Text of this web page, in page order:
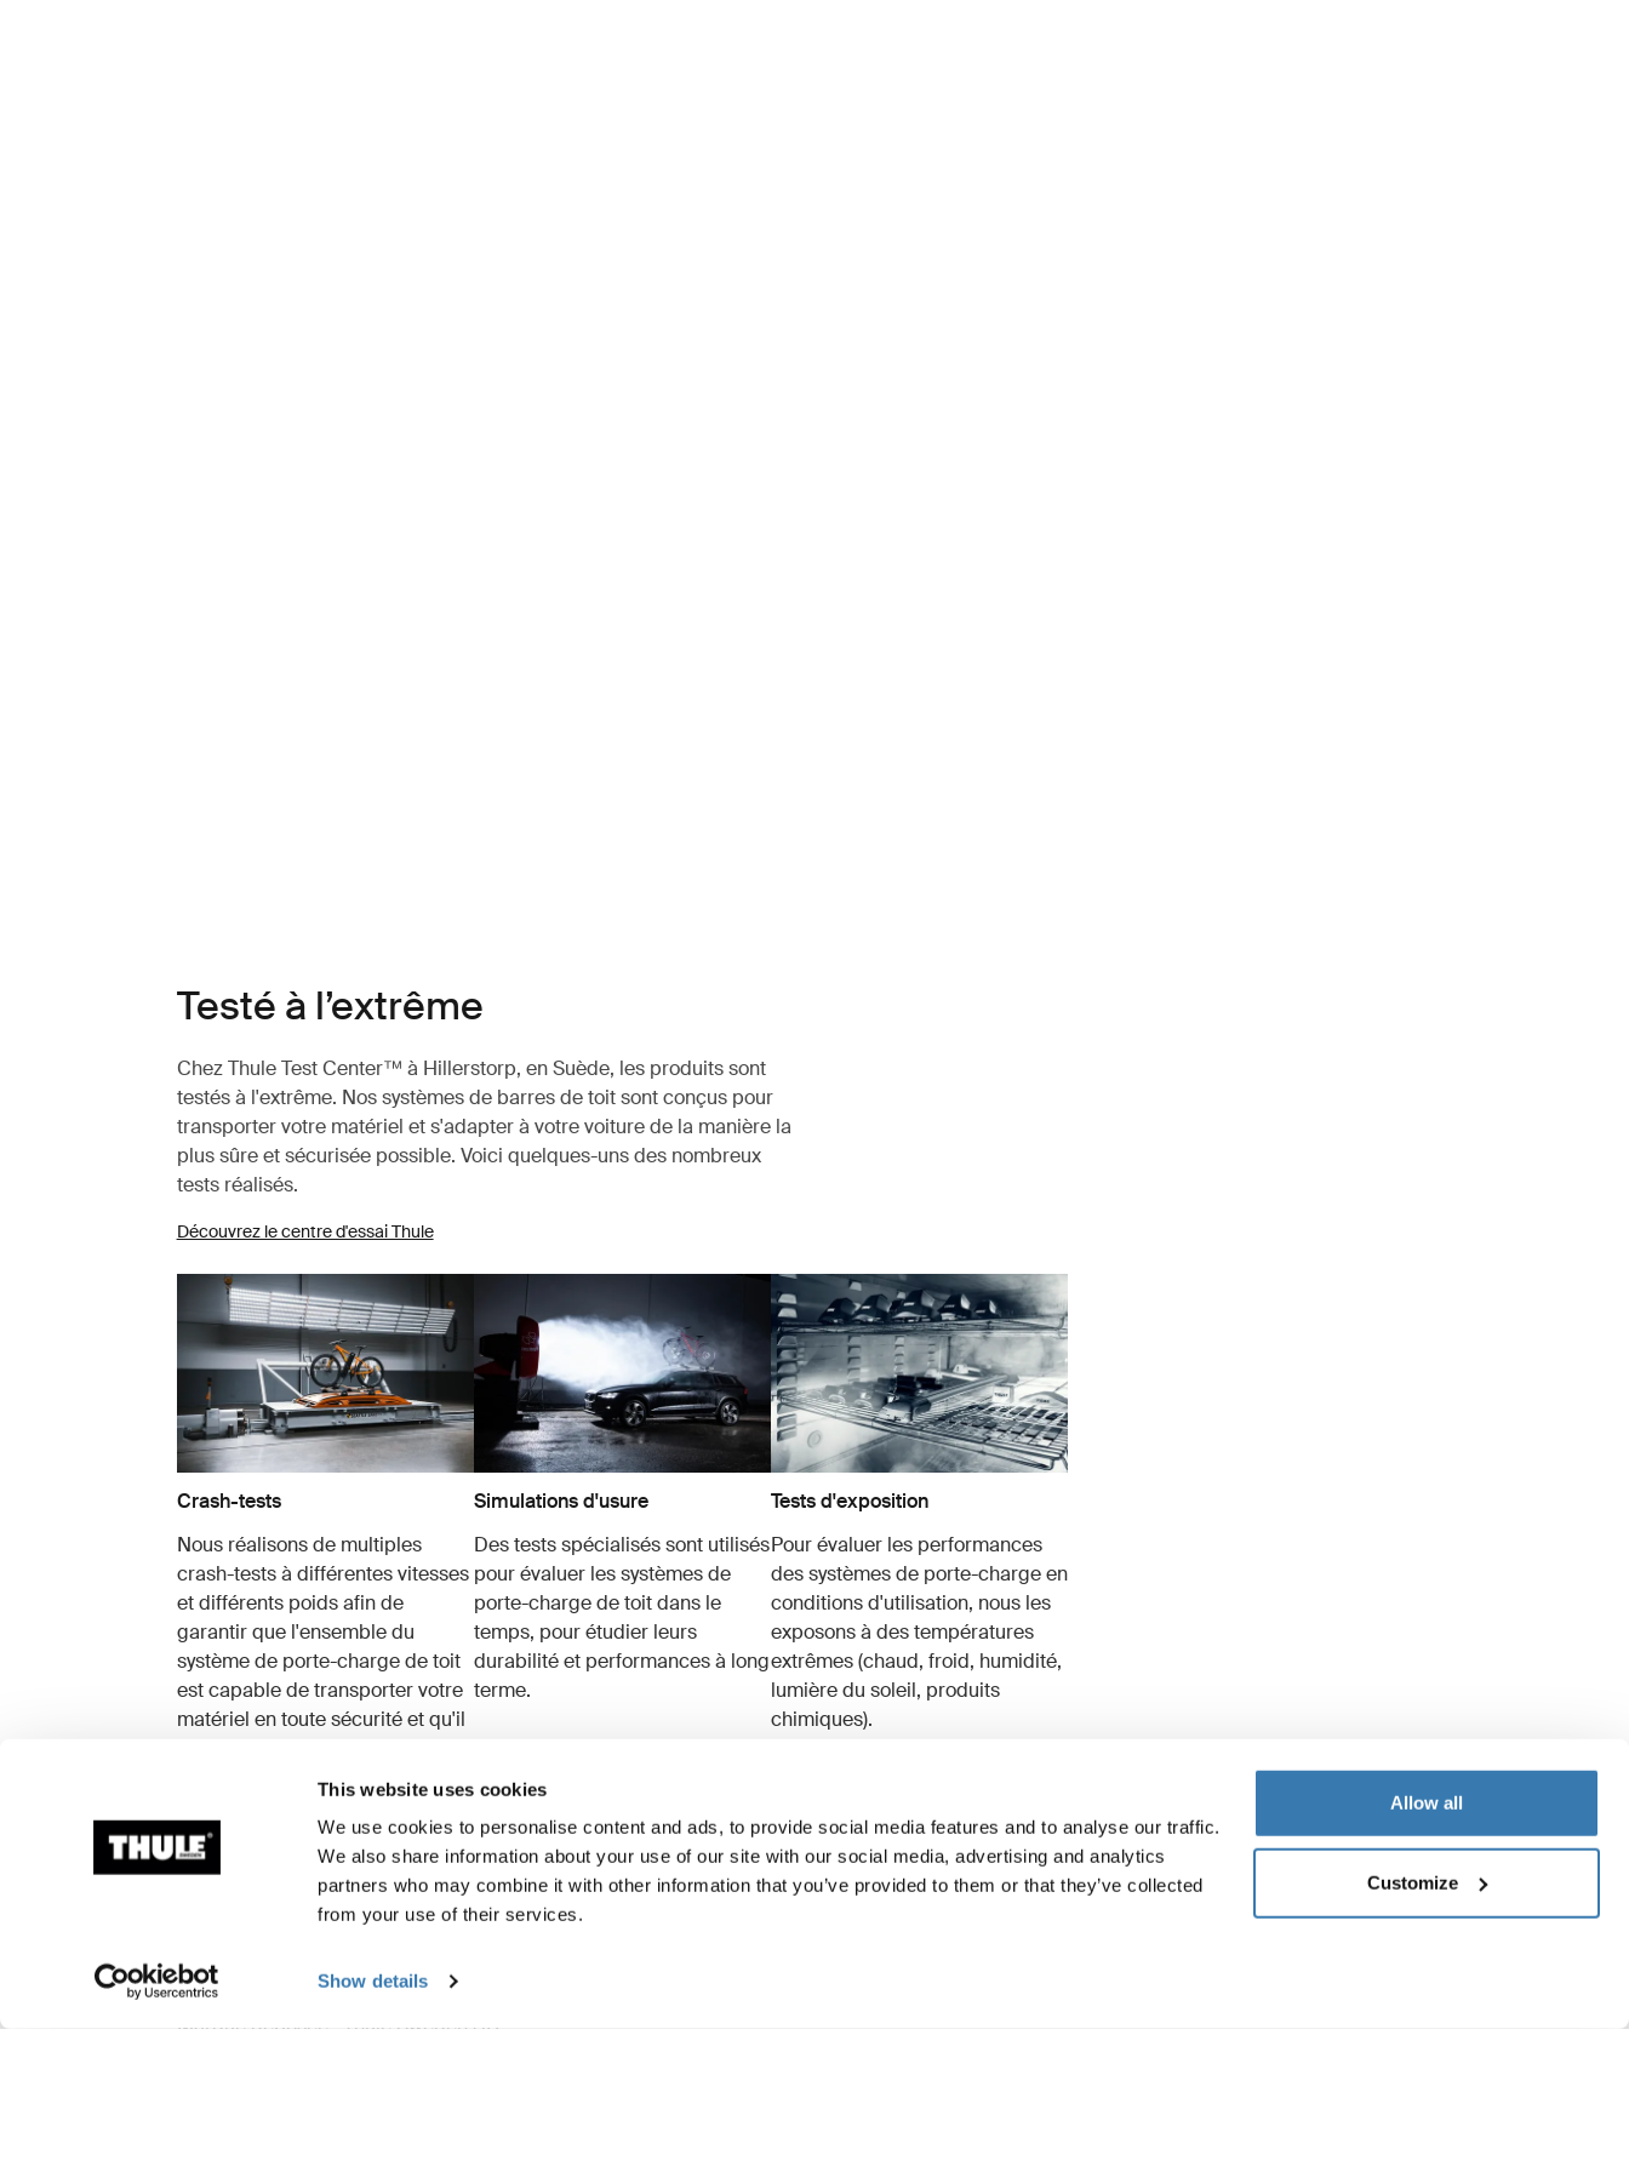
This website uses cookies
We use cookies to personalise content and ads, to provide social media features and to analyse our traffic.
We also share information about your use of our site with our social media, advertising and analytics
partners who may combine it with other information that you’ve provided to them or that they’ve collected
from your use of their services.
Show details
Allow all
Customize
Testé à l’extrême
Chez Thule Test Center™ à Hillerstorp, en Suède, les produits sont
testés à l'extrême. Nos systèmes de barres de toit sont conçus pour
transporter votre matériel et s'adapter à votre voiture de la manière la
plus sûre et sécurisée possible. Voici quelques-uns des nombreux
tests réalisés.
Découvrez le centre d'essai Thule
Crash-tests
Nous réalisons de multiples
crash-tests à différentes vitesses
et différents poids afin de
garantir que l'ensemble du
système de porte-charge de toit
est capable de transporter votre
matériel en toute sécurité et qu'il
Simulations d'usure
Des tests spécialisés sont utilisés
pour évaluer les systèmes de
porte-charge de toit dans le
temps, pour étudier leurs
durabilité et performances à long
terme.
Tests d'exposition
Pour évaluer les performances
des systèmes de porte-charge en
conditions d'utilisation, nous les
exposons à des températures
extrêmes (chaud, froid, humidité,
lumière du soleil, produits
chimiques).
Informations de fabrication
Marque déposée : Thule Sweden AB